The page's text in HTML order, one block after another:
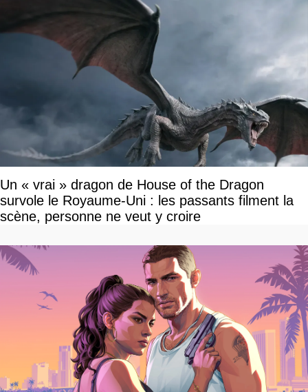
Un « vrai » dragon de House of the Dragon
survole le Royaume-Uni : les passants filment la
scène, personne ne veut y croire